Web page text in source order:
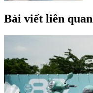
Bài viết liên quan